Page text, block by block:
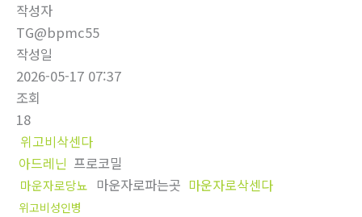
작성자
TG@bpmc55
작성일
2026-05-17 07:37
조회
18
위고비삭센다
아드레닌 프로코밀
마운자로당뇨 마운자로파는곳 마운자로삭센다
위고비성인병